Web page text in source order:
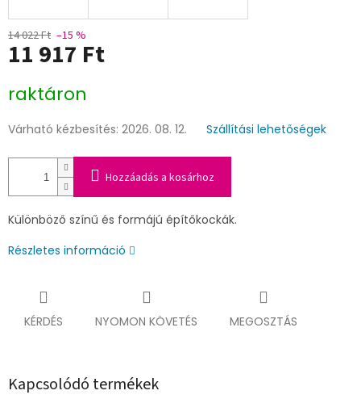
14 022 Ft –15 %
11 917 Ft
raktáron
Várható kézbesítés: 2026. 08. 12. Szállítási lehetőségek
Hozzáadás a kosárhoz
Különböző színű és formájú építőkockák.
Részletes információ
KÉRDÉS NYOMON KÖVETÉS MEGOSZTÁS
Kapcsolódó termékek